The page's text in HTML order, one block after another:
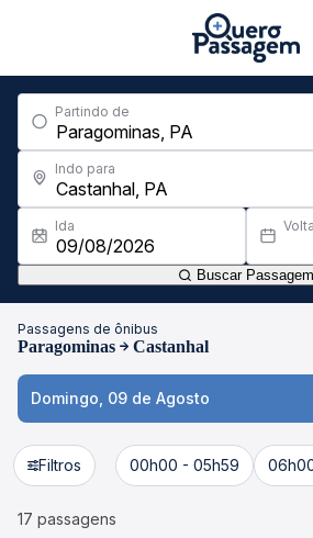
Partindo de
Indo para
Ida
Buscar Passagem
Passagens de ônibus
Paragominas Castanhal
Domingo, 09 de Agosto
Filtros 00h00 - 05h59
17 passagens